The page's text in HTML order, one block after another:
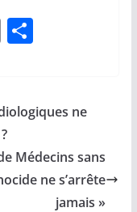
C
y
Li
n
k
P
g
ne
Médecins sans
ne s’arrête
jamais »